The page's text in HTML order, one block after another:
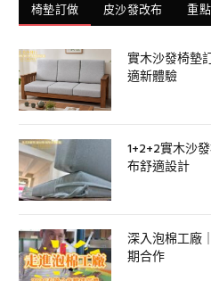
椅墊訂做 皮沙發改布 重
實木沙發椅墊
適新體驗
1+2+2實木沙
布舒適設計
深入泡棉工廠
期合作